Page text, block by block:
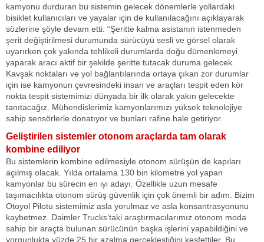
kamyonu durduran bu sistemin gelecek dönemlerle yollardaki
bisiklet kullanıcıları ve yayalar için de kullanılacağını açıklayarak
sözlerine şöyle devam etti: “Şeritte kalma asistanın istenmeden
şerit değiştirilmesi durumunda sürücüyü sesli ve görsel olarak
uyarırken çok yakında tehlikeli durumlarda doğu dümenlemeyi
yaparak aracı aktif bir şekilde şeritte tutacak duruma gelecek.
Kavşak noktaları ve yol bağlantılarında ortaya çıkan zor durumlar
için ise kamyonun çevresindeki insan ve araçları tespit eden kör
nokta tespit sistemimizi dünyada bir ilk olarak yakın gelecekte
tanıtacağız. Mühendislerimiz kamyonlarımızı yüksek teknolojiye
sahip sensörlerle donatıyor ve bunları rafine hale getiriyor.
Geliştirilen sistemler otonom araçlarda tam olarak
kombine ediliyor
Bu sistemlerin kombine edilmesiyle otonom sürüşün de kapıları
açılmış olacak. Yılda ortalama 130 bin kilometre yol yapan
kamyonlar bu sürecin en iyi adayı. Özellikle uzun mesafe
taşımacılıkta otonom sürüş güvenlik için çok önemli bir adım. Bizim
Otoyol Pilotu sistemimiz asla yorulmaz ve asla konsantrasyonunu
kaybetmez. Daimler Trucks’taki araştırmacılarımız otonom moda
sahip bir araçta bulunan sürücünün başka işlerini yapabildiğini ve
yorgunlukta yüzde 25 bir azalma gerçekleştiğini keşfettiler. Bu